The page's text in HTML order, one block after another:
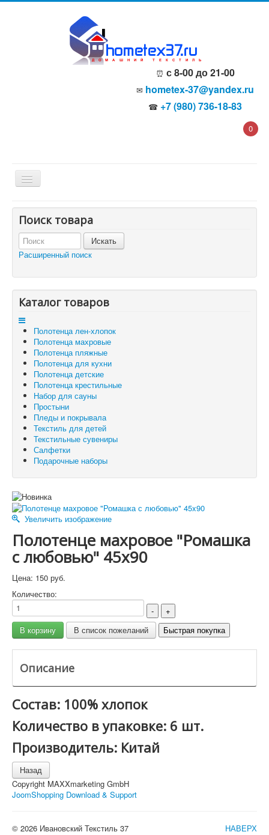
⏰ с 8-00 до 21-00
✉ hometex-37@yandex.ru
☎ +7 (980) 736-18-83
0
О компании
Политика безопасности
Пользовательское соглашение
Каталог товаров
Отзывы и предложения
Контакты
Корзина
Отложенные товары
Вы здесь: Главная
Полотенца махровые
Полотенце махровое "Ромашка с любовью" 45x90
Поиск товара
Расширенный поиск
Каталог товаров
Полотенца лен-хлопок
Полотенца махровые
Полотенца пляжные
Полотенца для кухни
Полотенца детские
Полотенца крестильные
Набор для сауны
Простыни
Пледы и покрывала
Текстиль для детей
Текстильные сувениры
Салфетки
Подарочные наборы
Увеличить изображение
Полотенце махровое "Ромашка
с любовью" 45x90
Цена: 150 руб.
Количество:
Описание
Состав: 100% хлопок
Количество в упаковке: 6 шт.
Производитель: Китай
Copyright MAXXmarketing GmbH
JoomShopping Download & Support
НАВЕРХ
© 2026 Ивановский Текстиль 37